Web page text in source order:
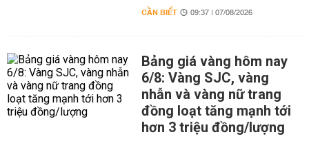
CẦN BIẾT 09:37 | 07/08/2026
Bảng giá vàng hôm nay
6/8: Vàng SJC, vàng
nhẫn và vàng nữ trang
đồng loạt tăng mạnh tới
hơn 3 triệu đồng/lượng